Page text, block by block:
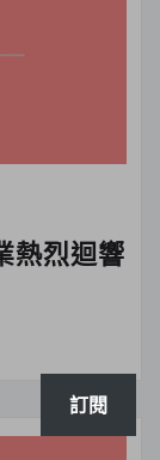
熱烈迴響
訂閱